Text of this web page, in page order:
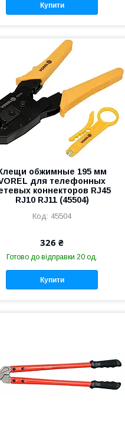
Купити
обжимные 195 мм
для телефонных
коннекторов RJ45
RJ10 RJ11 (45504)
45504
326 ₴
Готово до відправки 20 од.
Купити